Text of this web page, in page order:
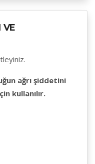
VE
ağrı şiddetini
kullanılır.